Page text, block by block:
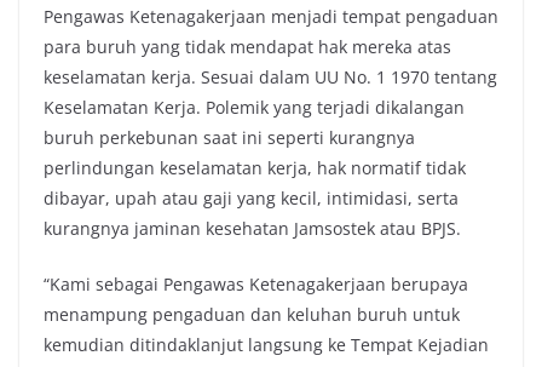
Pengawas Ketenagakerjaan menjadi tempat pengaduan
para buruh yang tidak mendapat hak mereka atas
keselamatan kerja. Sesuai dalam UU No. 1 1970 tentang
Keselamatan Kerja. Polemik yang terjadi dikalangan
buruh perkebunan saat ini seperti kurangnya
perlindungan keselamatan kerja, hak normatif tidak
dibayar, upah atau gaji yang kecil, intimidasi, serta
kurangnya jaminan kesehatan Jamsostek atau BPJS.
“Kami sebagai Pengawas Ketenagakerjaan berupaya
menampung pengaduan dan keluhan buruh untuk
kemudian ditindaklanjut langsung ke Tempat Kejadian